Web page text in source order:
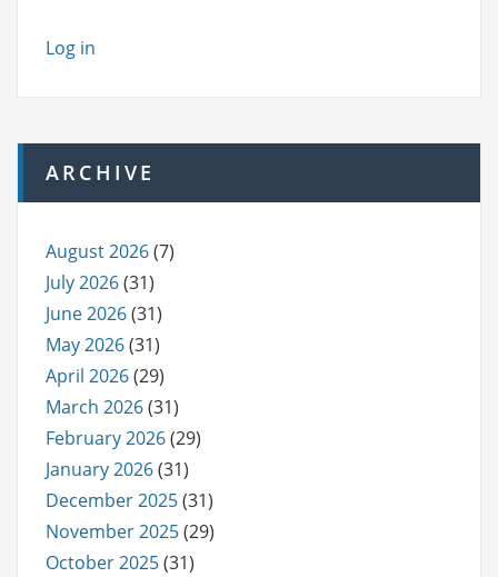
Log in
ARCHIVE
August 2026(7)
July 2026(31)
June 2026(31)
May 2026(31)
April 2026(29)
March 2026(31)
February 2026(29)
January 2026(31)
December 2025(31)
November 2025(29)
October 2025(31)